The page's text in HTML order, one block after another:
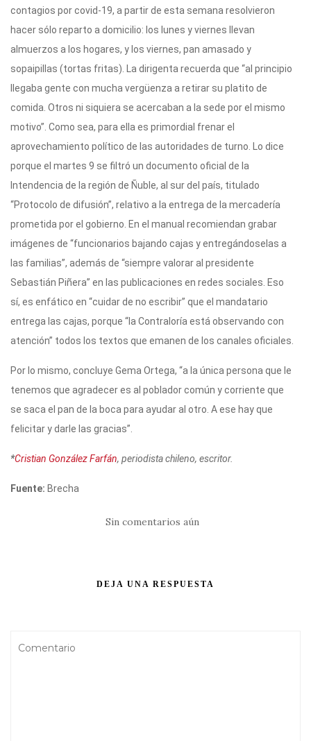
contagios por covid-19, a partir de esta semana resolvieron
hacer sólo reparto a domicilio: los lunes y viernes llevan
almuerzos a los hogares, y los viernes, pan amasado y
sopaipillas (tortas fritas). La dirigenta recuerda que “al principio
llegaba gente con mucha vergüenza a retirar su platito de
comida. Otros ni siquiera se acercaban a la sede por el mismo
motivo”. Como sea, para ella es primordial frenar el
aprovechamiento político de las autoridades de turno. Lo dice
porque el martes 9 se filtró un documento oficial de la
Intendencia de la región de Ñuble, al sur del país, titulado
“Protocolo de difusión”, relativo a la entrega de la mercadería
prometida por el gobierno. En el manual recomiendan grabar
imágenes de “funcionarios bajando cajas y entregándoselas a
las familias”, además de “siempre valorar al presidente
Sebastián Piñera” en las publicaciones en redes sociales. Eso
sí, es enfático en “cuidar de no escribir” que el mandatario
entrega las cajas, porque “la Contraloría está observando con
atención” todos los textos que emanen de los canales oficiales.
Por lo mismo, concluye Gema Ortega, “a la única persona que le
tenemos que agradecer es al poblador común y corriente que
se saca el pan de la boca para ayudar al otro. A ese hay que
felicitar y darle las gracias”.
*Cristian González Farfán, periodista chileno, escritor.
Fuente: Brecha
Sin comentarios aún
DEJA UNA RESPUESTA